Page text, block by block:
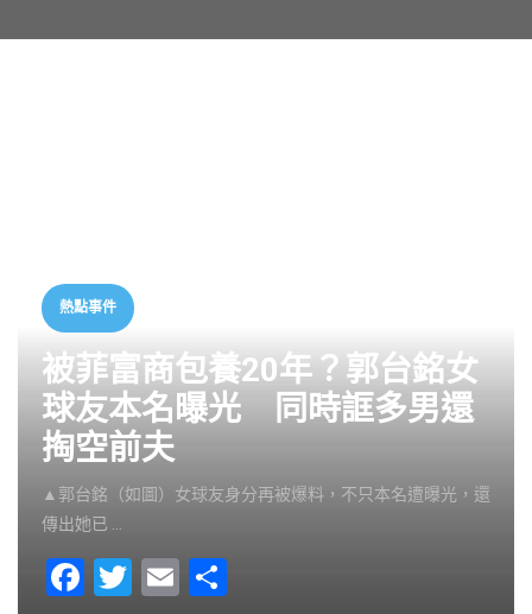
熱點事件
被菲富商包養20年？郭台銘女
球友本名曝光 同時誆多男還
掏空前夫
▲郭台銘（如圖）女球友身分再被爆料，不只本名遭曝光，還
傳出她已 …
F
T
E